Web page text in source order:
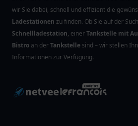
wir Sie dabei, schnell und effizient die
Ladestationen zu finden. Ob Sie auf der
Schnellladestation, einerTankstelle mit
Bistro an derTankstelle sind – wir stellen
Informationen zur Verfügung.